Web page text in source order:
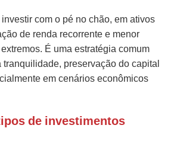
com o pé no chão, em ativos
de renda recorrente e menor
É uma estratégia comum
preservação do capital
em cenários econômicos
de investimentos